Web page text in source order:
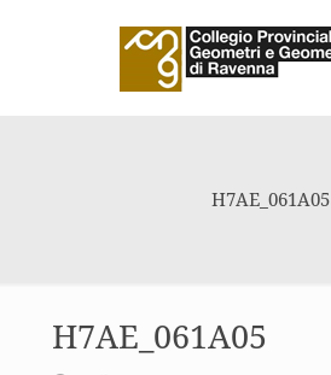
H7AE_061A05
H7AE_061A05